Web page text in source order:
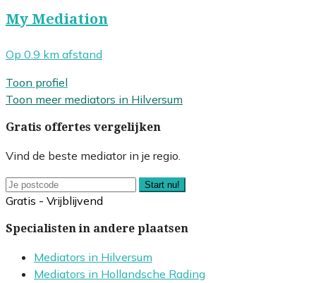
My Mediation
Op 0.9 km afstand
Toon profiel
Toon meer mediators in Hilversum
Gratis offertes vergelijken
Vind de beste mediator in je regio.
Start nu!
Gratis - Vrijblijvend
Specialisten in andere plaatsen
Mediators in Hilversum
Mediators in Hollandsche Rading